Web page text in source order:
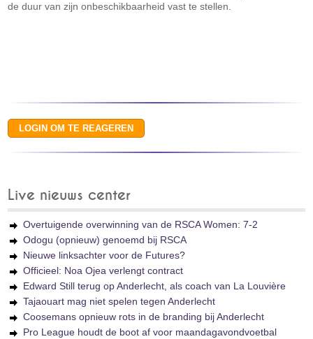
de duur van zijn onbeschikbaarheid vast te stellen.
Live nieuws center
Overtuigende overwinning van de RSCA Women: 7-2
Odogu (opnieuw) genoemd bij RSCA
Nieuwe linksachter voor de Futures?
Officieel: Noa Ojea verlengt contract
Edward Still terug op Anderlecht, als coach van La Louvière
Tajaouart mag niet spelen tegen Anderlecht
Coosemans opnieuw rots in de branding bij Anderlecht
Pro League houdt de boot af voor maandagavondvoetbal